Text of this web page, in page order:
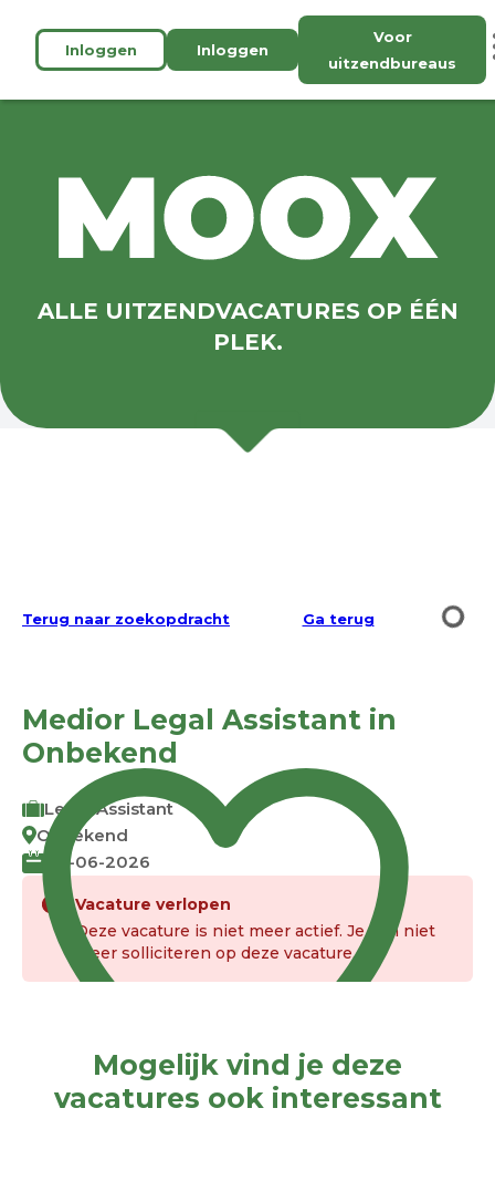
Inloggen Inloggen
Voor
uitzendbureaus
ALLE UITZENDVACATURES OP ÉÉN
PLEK.
Terug naar zoekopdracht Ga terug
Medior Legal Assistant in
Onbekend
Legal Assistant
Onbekend
03-06-2026
Vacature verlopen
Deze vacature is niet meer actief. Je kan niet
meer solliciteren op deze vacature.
Mogelijk vind je deze
vacatures ook interessant